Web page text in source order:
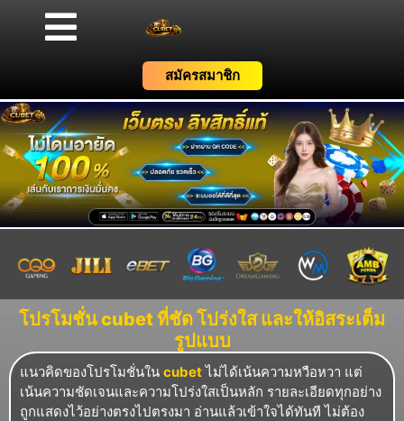
สมัครสมาชิก
โปรโมชั่น cubet ที่ชัด โปร่งใส และให้อิสระเต็ม
รูปแบบ
แนวคิดของโปรโมชั่นใน cubetไม่ได้เน้นความหวือหวา แต่
เน้นความชัดเจนและความโปร่งใสเป็นหลัก รายละเอียดทุกอย่าง
ถูกแสดงไว้อย่างตรงไปตรงมา อ่านแล้วเข้าใจได้ทันที ไม่ต้อง